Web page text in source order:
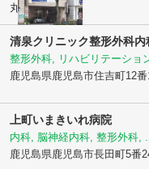
丸ビル1F
清泉クリニック整形外科内
整形外科, リハビリテーショ
鹿児島県鹿児島市住吉町12
上町いまきいれ病院
内科, 脳神経内科, 整形外科, ...
鹿児島県鹿児島市長田町5番